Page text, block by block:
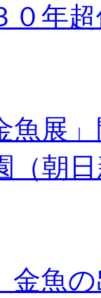
０年
魚展
（朝
金魚